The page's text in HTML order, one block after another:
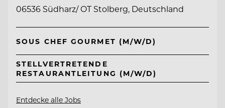
06536 Südharz/ OT Stolberg, Deutschland
SOUS CHEF GOURMET (M/W/D)
STELLVERTRETENDE
RESTAURANTLEITUNG (M/W/D)
Entdecke alle Jobs